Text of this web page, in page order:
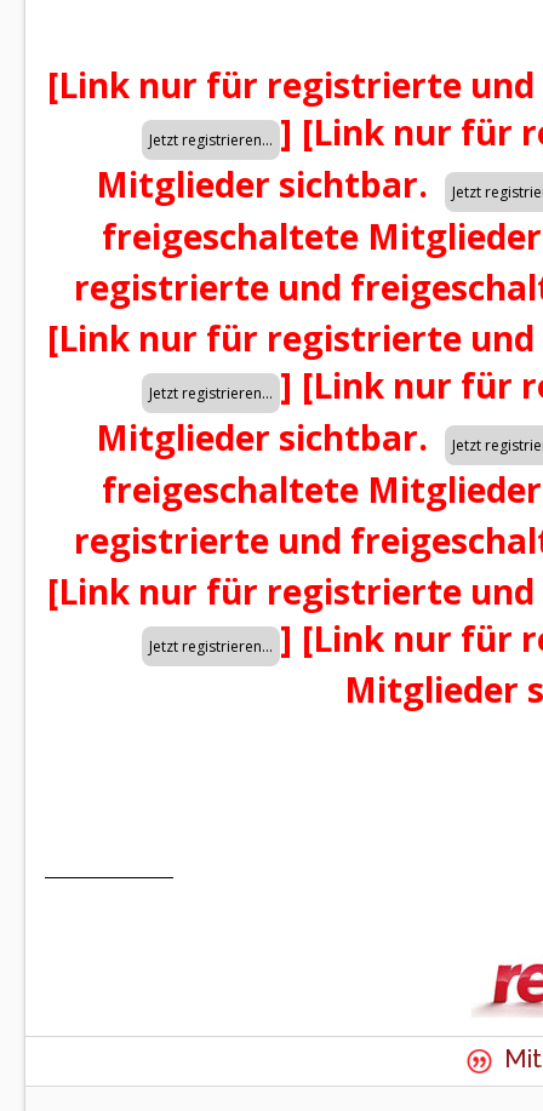
[Link nur für registrierte
] [Link nur für
Mitglieder sichtbar.
freigeschaltete
registrierte und
[Link nur für registrierte
] [Link nur für
Mitglieder sichtbar.
freigeschaltete
registrierte und
[Link nur für registrierte
] [Link nur für
Mitglieder